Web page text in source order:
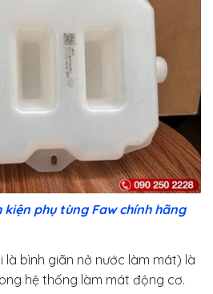
kiện phụ tùng Faw chính hãng
là bình giãn nở nước làm mát) là
hệ thống làm mát động cơ.